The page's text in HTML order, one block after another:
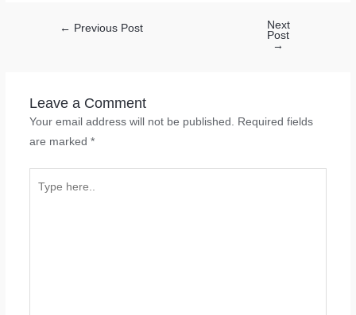
← Previous Post
Next
Post
→
Leave a Comment
Your email address will not be published. Required fields
are marked *